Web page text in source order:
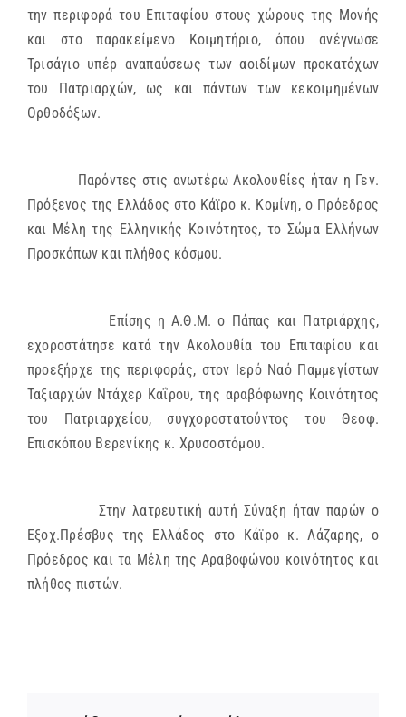
την περιφορά του Επιταφίου στους χώρους της Μονής
και στο παρακείμενο Κοιμητήριο, όπου ανέγνωσε
Τρισάγιο υπέρ αναπαύσεως των αοιδίμων προκατόχων
του Πατριαρχών, ως και πάντων των κεκοιμημένων
Ορθοδόξων.
Παρόντες στις ανωτέρω Ακολουθίες ήταν η Γεν.
Πρόξενος της Ελλάδος στο Κάϊρο κ. Κομίνη, ο Πρόεδρος
και Μέλη της Ελληνικής Κοινότητος, το Σώμα Ελλήνων
Προσκόπων και πλήθος κόσμου.
Επίσης η Α.Θ.Μ. ο Πάπας και Πατριάρχης,
εχοροστάτησε κατά την Ακολουθία του Επιταφίου και
προεξήρχε της περιφοράς, στον Ιερό Ναό Παμμεγίστων
Ταξιαρχών Ντάχερ Καΐρου, της αραβόφωνης Κοινότητος
του Πατριαρχείου, συγχοροστατούντος του Θεοφ.
Επισκόπου Βερενίκης κ. Χρυσοστόμου.
Στην λατρευτική αυτή Σύναξη ήταν παρών ο
Εξοχ.Πρέσβυς της Ελλάδος στο Κάϊρο κ. Λάζαρης, ο
Πρόεδρος και τα Μέλη της Αραβοφώνου κοινότητος και
πλήθος πιστών.